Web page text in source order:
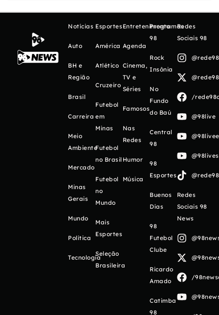
Notícias
Auto
BH e
Região
Brasil
Carreira
Meio
Ambiente
Mercado
Minas
Gerais
Mundo
Política
Tecnologia
Esportes
América
Atlético
Cruzeiro
Futebol
em
Minas
Futebol
no Brasil
Futebol
no
Mundo
Mais
Esportes
Seleção
Brasileira
Entretenimento
Agenda
Cinema,
TV e
Séries
Famosos
Nas
Redes
Humor
Música
Programas
98
Rock
Insônia
No
Fundo
do Baú
Central
98
98
Esportes
Buenos
Días
98
Futebol
Clube
Ricardo
Amado
Catimba
98
Redes
Sociais 98
/
@98live
Redes
Sociais 98
News
/